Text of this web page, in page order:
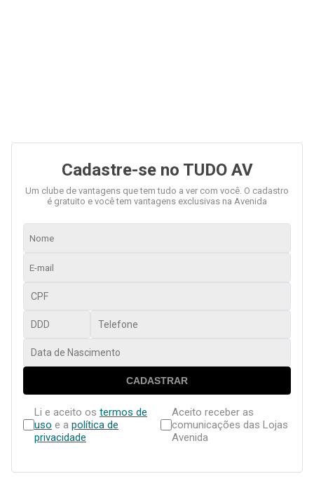
Cadastre-se no TUDO AV
Um clube de vantagens que tem tudo a ver com você. O cadastro
é gratuito e você tem vantagens exclusivas na Avenida
CADASTRAR
Li e aceito os termos de
uso e a política de
privacidade
Aceito receber as
comunicações das Lojas
Avenida